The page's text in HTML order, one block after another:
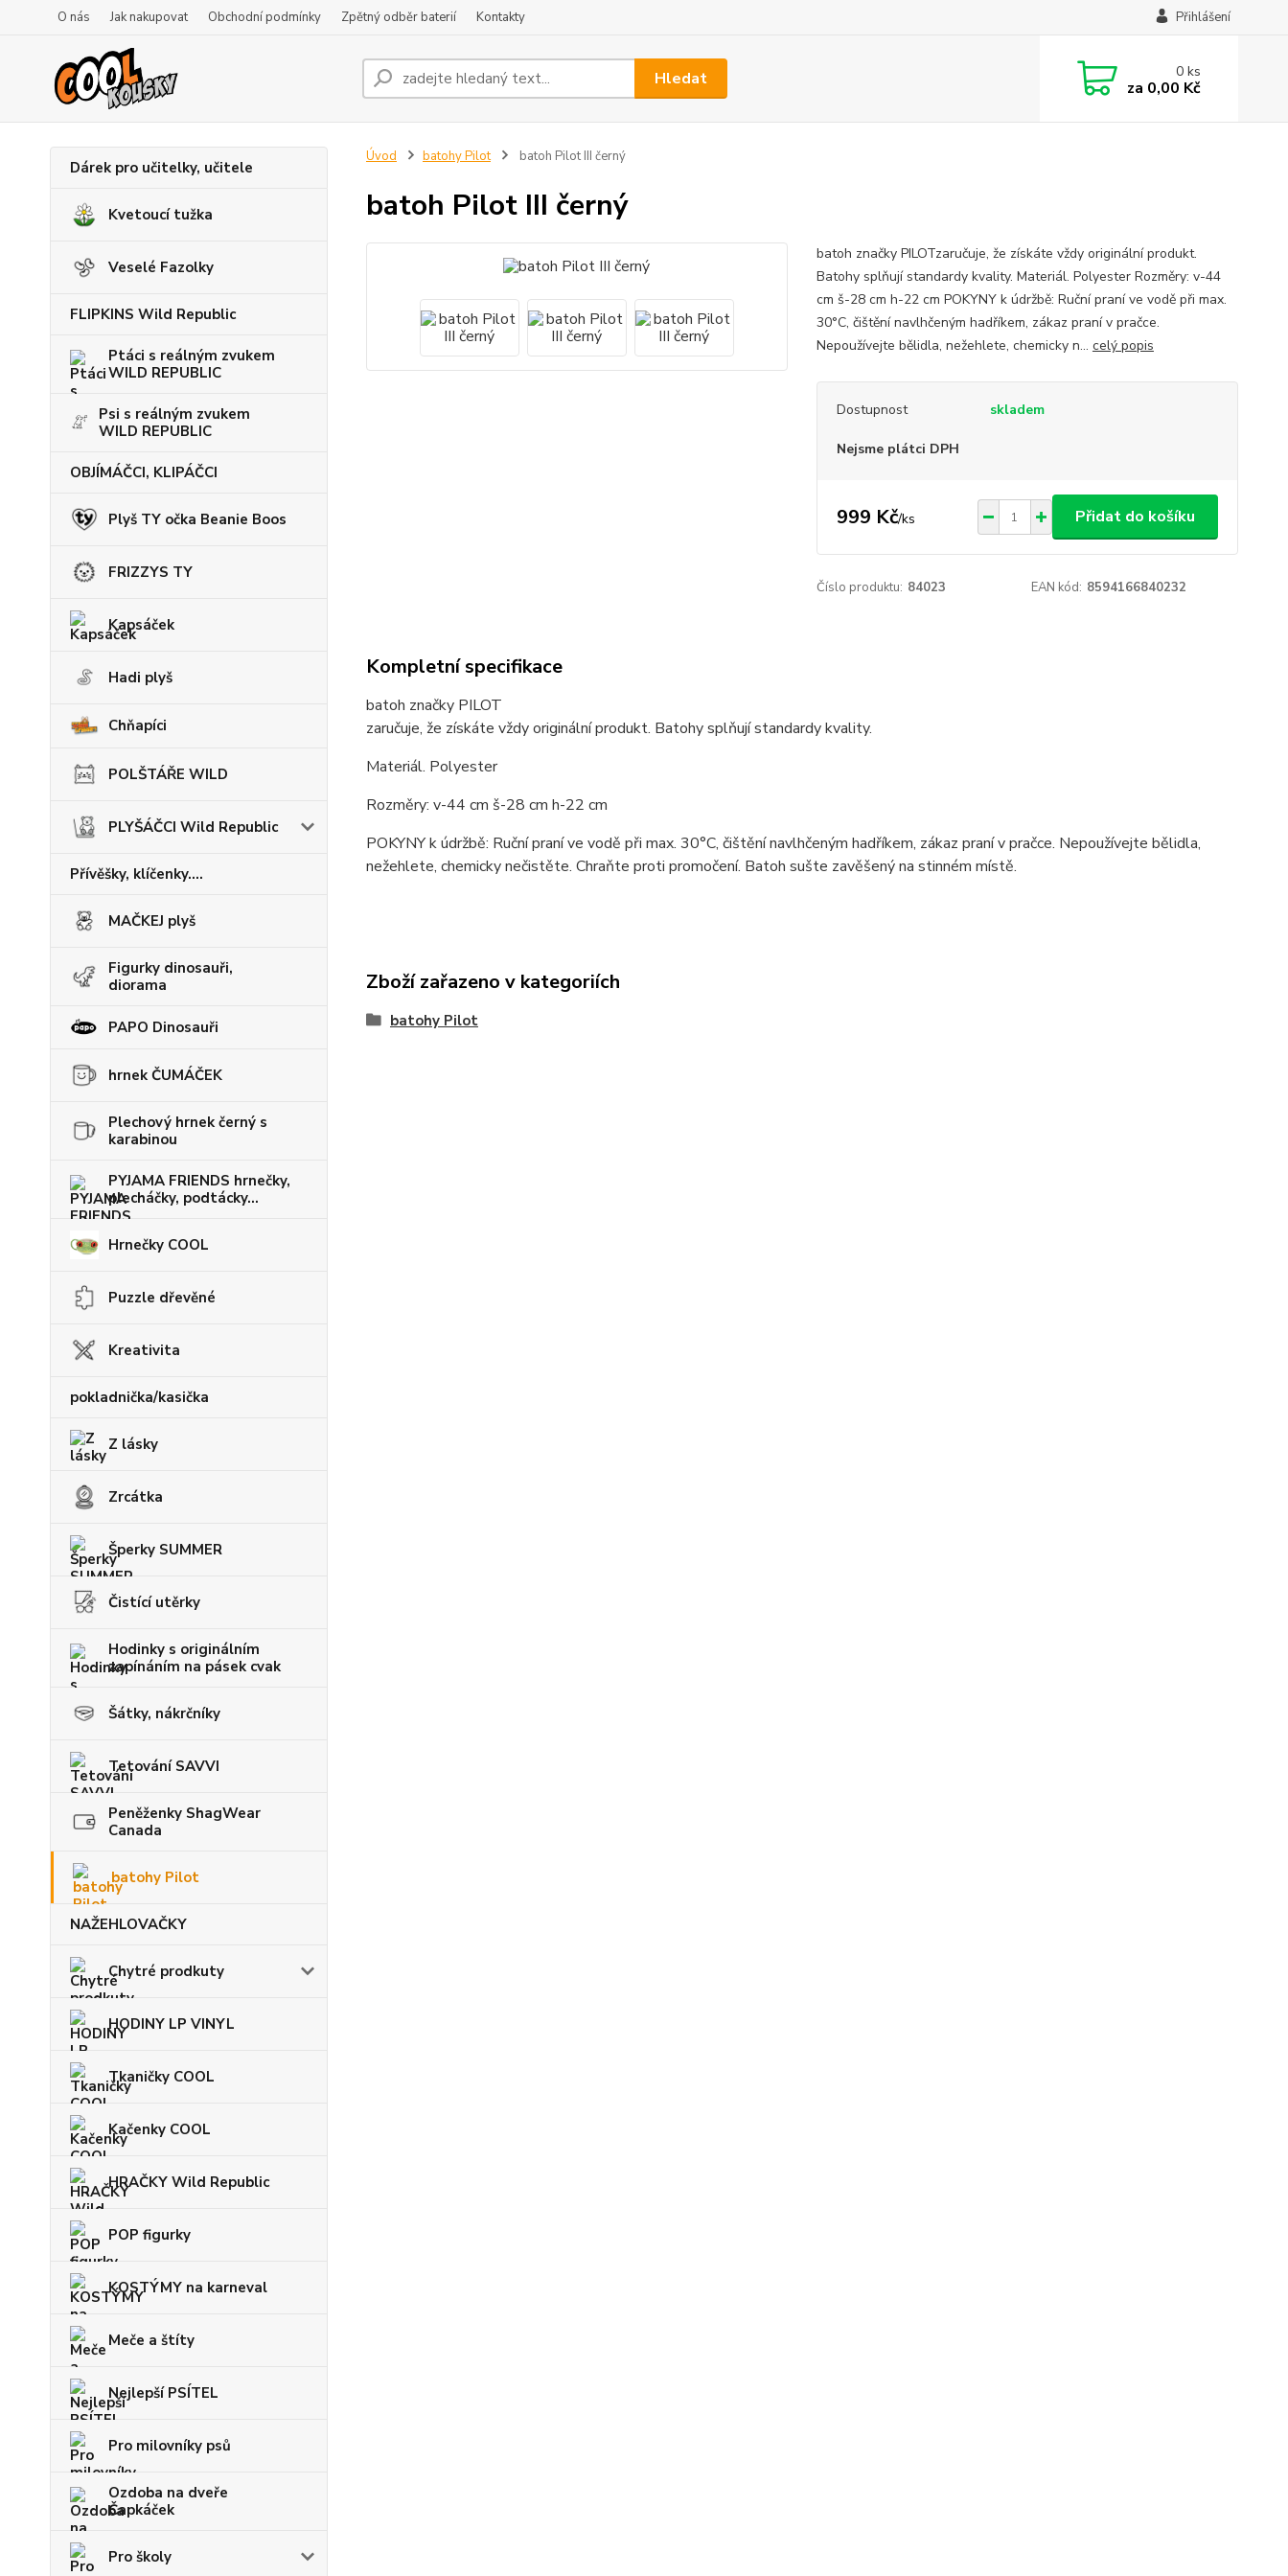
O nás Jak nakupovat Obchodní podmínky Zpětný odběr baterií Kontakty Přihlášení
Hledat 0ks
za 0,00 Kč
Dárek pro učitelky, učitele
Kvetoucí tužka
Veselé Fazolky
FLIPKINS Wild Republic
Ptáci s reálným zvukem
WILD REPUBLIC
Psi s reálným zvukem
WILD REPUBLIC
OBJÍMÁČCI, KLIPÁČCI
Plyš TY očka Beanie Boos
FRIZZYS TY
Kapsáček
Hadi plyš
Chňapíci
POLŠTÁŘE WILD
PLYŠÁČCI Wild Republic
Přívěšky, klíčenky....
MAČKEJ plyš
Figurky dinosauři,
diorama
PAPO Dinosauři
hrnek ČUMÁČEK
Plechový hrnek černý s
karabinou
PYJAMA FRIENDS hrnečky,
plecháčky, podtácky...
Hrnečky COOL
Puzzle dřevěné
Kreativita
pokladnička/kasička
Z lásky
Zrcátka
Šperky SUMMER
Čistící utěrky
Hodinky s originálním
zapínáním na pásek cvak
Šátky, nákrčníky
Tetování SAVVI
Peněženky ShagWear
Canada
batohy Pilot
NAŽEHLOVAČKY
Chytré prodkuty
HODINY LP VINYL
Tkaničky COOL
Kačenky COOL
HRAČKY Wild Republic
POP figurky
KOSTÝMY na karneval
Meče a štíty
Nejlepší PSÍTEL
Pro milovníky psů
Ozdoba na dveře
Čapkáček
Pro školy
Úvod batohy Pilot batoh Pilot III černý
batoh Pilot III černý
batoh značky PILOTzaručuje, že získáte vždy originální produkt.
Batohy splňují standardy kvality. Materiál. Polyester Rozměry: v-44
cm š-28 cm h-22 cm POKYNY k údržbě: Ruční praní ve vodě při max.
30°C, čištění navlhčeným hadříkem, zákaz praní v pračce.
Nepoužívejte bělidla, nežehlete, chemicky n... celý popis
Dostupnost skladem
Nejsme plátci DPH
999 Kč/ks Přidat do košíku
Číslo produktu: 84023 EAN kód: 8594166840232
Kompletní specifikace
batoh značky PILOT
zaručuje, že získáte vždy originální produkt. Batohy splňují standardy kvality.
Materiál. Polyester
Rozměry: v-44 cm š-28 cm h-22 cm
POKYNY k údržbě: Ruční praní ve vodě při max. 30°C, čištění navlhčeným hadříkem, zákaz praní v pračce. Nepoužívejte bělidla,
nežehlete, chemicky nečistěte. Chraňte proti promočení. Batoh sušte zavěšený na stinném místě.
Zboží zařazeno v kategoriích
batohy Pilot